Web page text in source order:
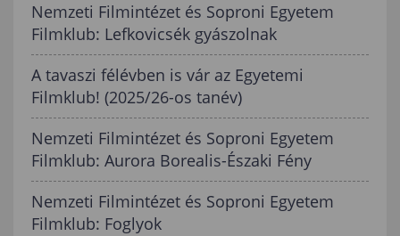
Nemzeti Filmintézet és Soproni Egyetem
Filmklub: Lefkovicsék gyászolnak
A tavaszi félévben is vár az Egyetemi
Filmklub! (2025/26-os tanév)
Nemzeti Filmintézet és Soproni Egyetem
Filmklub: Aurora Borealis-Északi Fény
Nemzeti Filmintézet és Soproni Egyetem
Filmklub: Foglyok